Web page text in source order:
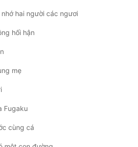
hai người các ngươi
hối hận
mẹ
Fugaku
cùng cá